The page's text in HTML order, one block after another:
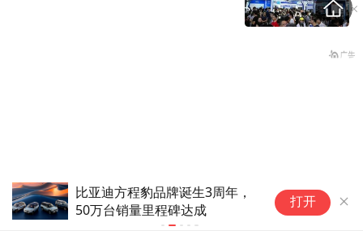
比亚迪方程豹品牌诞生3周年，
50万台销量里程碑达成
打开